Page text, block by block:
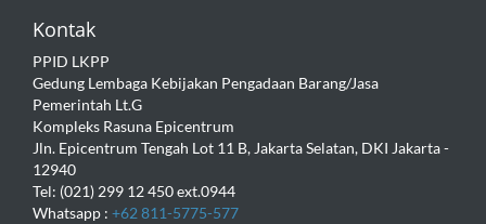
Kontak
PPID LKPP
Gedung Lembaga Kebijakan Pengadaan Barang/Jasa
Pemerintah Lt.G
Kompleks Rasuna Epicentrum
Jln. Epicentrum Tengah Lot 11 B, Jakarta Selatan, DKI Jakarta -
12940
Tel: (021) 299 12 450 ext.0944
Whatsapp : +62 811-5775-577